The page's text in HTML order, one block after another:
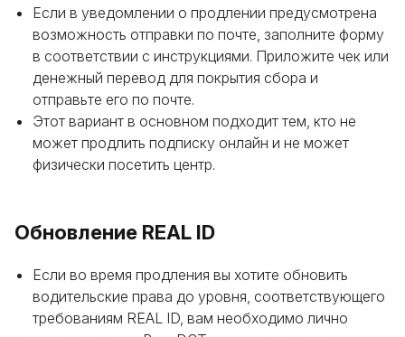
Если в уведомлении о продлении предусмотрена
возможность отправки по почте, заполните форму
в соответствии с инструкциями. Приложите чек или
денежный перевод для покрытия сбора и
отправьте его по почте.
Этот вариант в основном подходит тем, кто не
может продлить подписку онлайн и не может
физически посетить центр.
Обновление REAL ID
Если во время продления вы хотите обновить
водительские права до уровня, соответствующего
требованиям REAL ID, вам необходимо лично